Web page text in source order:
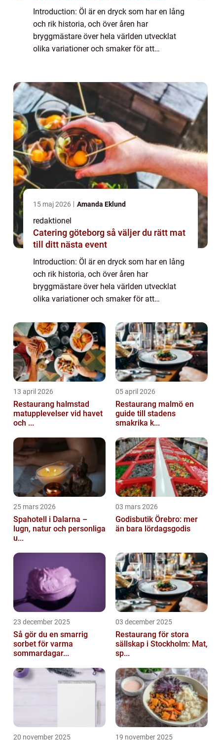
Introduction: Öl är en dryck som har en lång
och rik historia, och över åren har
bryggmästare över hela världen utvecklat
olika variationer och smaker för att
vi att utfor...
15 maj 2026 Amanda Eklund
redaktionel
Catering göteborg så väljer du rätt mat
till ditt nästa event
Introduction: Öl är en dryck som har en lång
och rik historia, och över åren har
bryggmästare över hela världen utvecklat
olika variationer och smaker för att
dryckesentusiaster. I denna artikel kommer
vi att utfor...
13 april 2026
Restaurang halmstad
matupplevelser vid havet
och ...
05 april 2026
Restaurang malmö en
guide till stadens
smakrika k...
25 mars 2026
Spahotell i Dalarna –
lugn, natur och personliga
u...
03 mars 2026
Godisbutik Örebro: mer
än bara lördagsgodis
23 december 2025
Så gör du en smarrig
sorbet för varma
sommardagar...
03 december 2025
Restaurang för stora
sällskap i Stockholm: Mat,
sp...
20 november 2025 19 november 2025